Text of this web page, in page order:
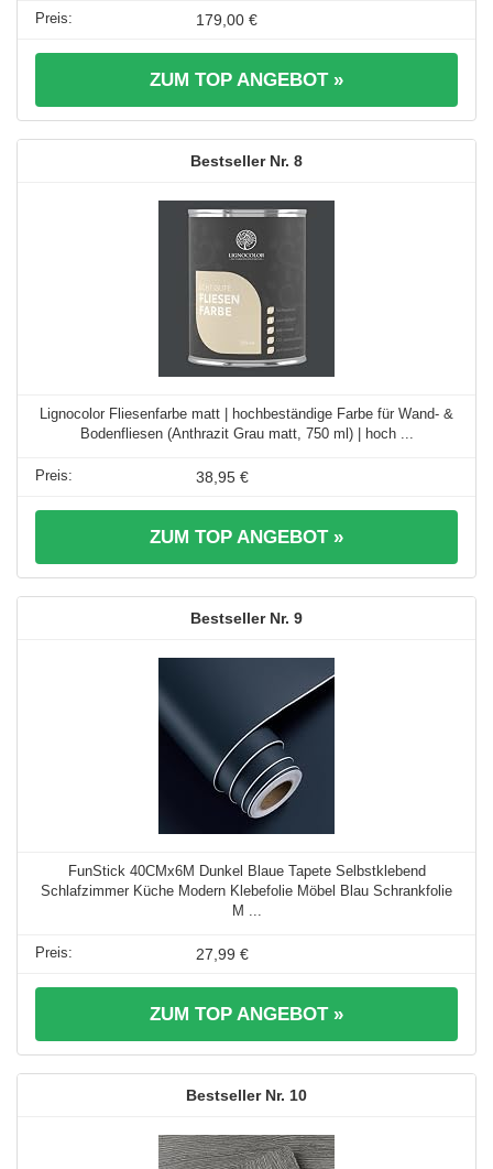
179,00 €
ZUM TOP ANGEBOT »
8
Lignocolor Fliesenfarbe matt | hochbeständige Farbe für Wand- &
Bodenfliesen (Anthrazit Grau matt, 750 ml) | hoch ...
38,95 €
ZUM TOP ANGEBOT »
9
FunStick 40CMx6M Dunkel Blaue Tapete Selbstklebend
Schlafzimmer Küche Modern Klebefolie Möbel Blau Schrankfolie
M ...
27,99 €
ZUM TOP ANGEBOT »
10